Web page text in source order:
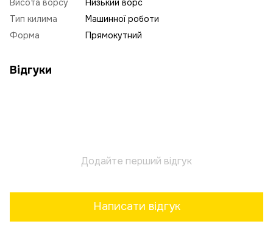
Висота ворсу
Низький ворс
Тип килима
Машинної роботи
Форма
Прямокутний
Відгуки
Додайте перший відгук
Написати відгук